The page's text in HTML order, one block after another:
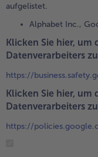
aufgelistet.
Alphabet Inc.,
Klicken Sie hier, um
Datenverarbeiters
https://
Klicken Sie hier, um
Datenverarbeiters
https://